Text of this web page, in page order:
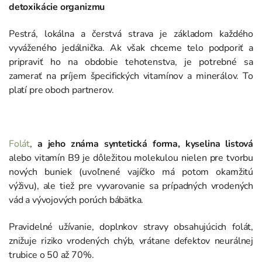
detoxikácie organizmu
Pestrá, lokálna a čerstvá strava je základom každého
vyváženého jedálnička. Ak však chceme telo podporiť a
pripraviť ho na obdobie tehotenstva, je potrebné sa
zamerať na príjem špecifických vitamínov a minerálov. To
platí pre oboch partnerov.
Folát, a jeho známa syntetická forma, kyselina listová
alebo vitamín B9 je dôležitou molekulou nielen pre tvorbu
nových buniek (uvoľnené vajíčko má potom okamžitú
výživu), ale tiež pre vyvarovanie sa prípadných vrodených
vád a vývojových porúch bábätka.
Pravidelné užívanie, doplnkov stravy obsahujúcich folát,
znižuje riziko vrodených chýb, vrátane defektov neurálnej
trubice o 50 až 70%.